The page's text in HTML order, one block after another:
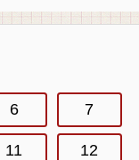
6 7
11 12